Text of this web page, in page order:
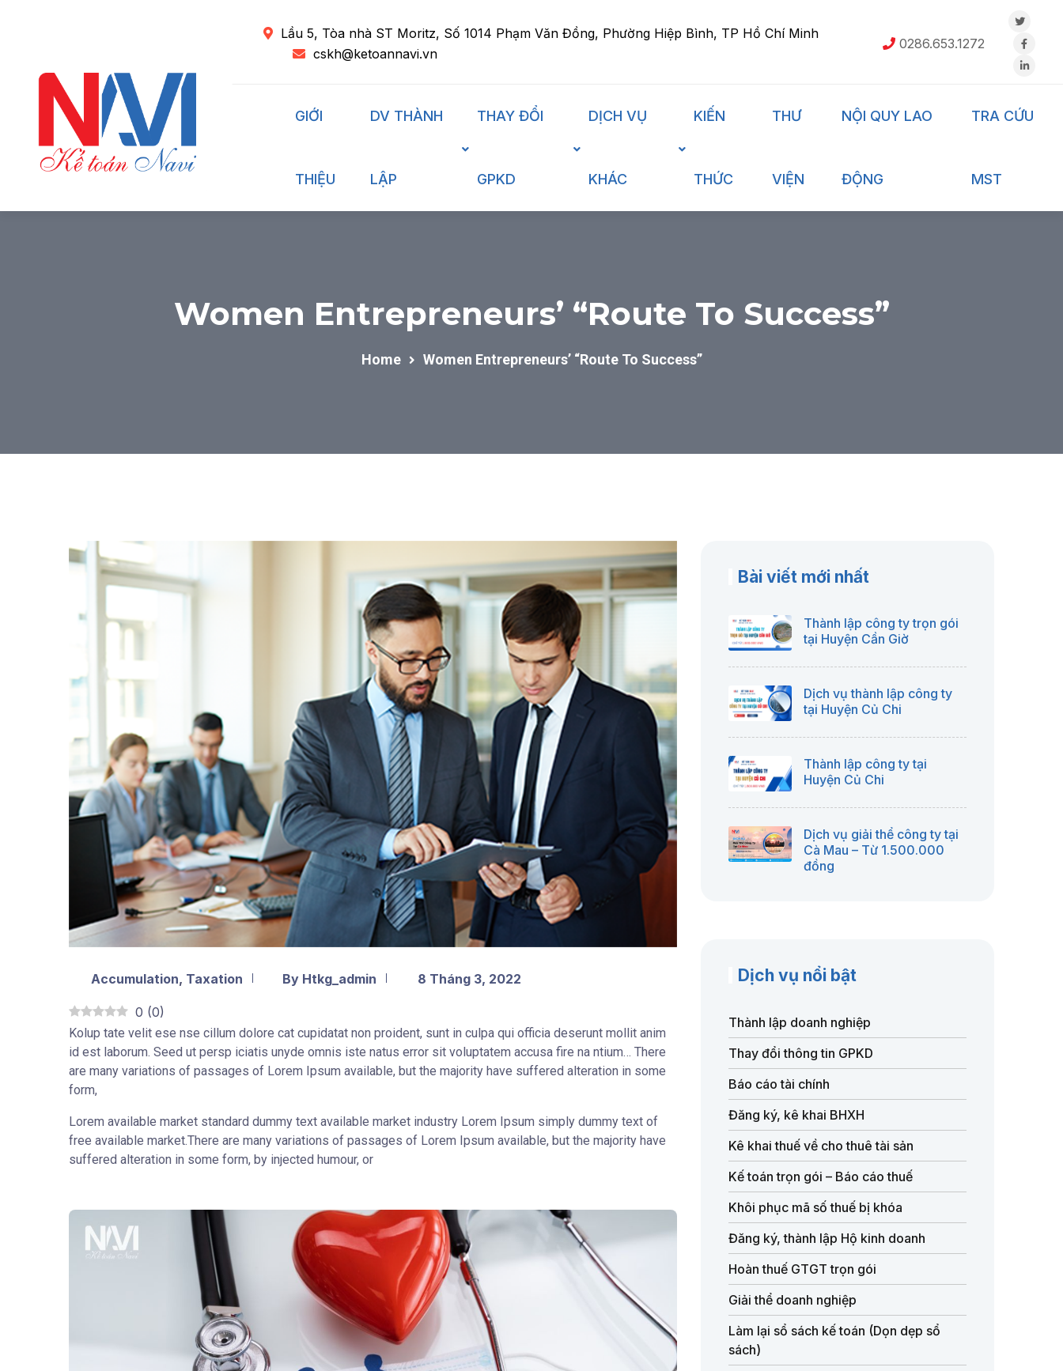
Lầu 5, Tòa nhà ST Moritz, Số 1014 Phạm Văn Đồng, Phường Hiệp Bình, TP Hồ Chí Minh
cskh@ketoannavi.vn
0286.653.1272
GIỚI
THIỆU
DV THÀNH
LẬP
THAY ĐỔI
GPKD
DỊCH VỤ
KHÁC
KIẾN
THỨC
THƯ
VIỆN
NỘI QUY LAO
ĐỘNG
TRA CỨU
MST
Women Entrepreneurs’ “Route To Success”
Home Women Entrepreneurs’ “Route To Success”
Accumulation, Taxation By Htkg_admin 8 Tháng 3, 2022
0 (0)
Kolup tate velit ese nse cillum dolore cat cupidatat non proident, sunt in culpa qui officia deserunt mollit anim
id est laborum. Seed ut persp iciatis unyde omnis iste natus error sit voluptatem accusa fire na ntium… There
are many variations of passages of Lorem Ipsum available, but the majority have suffered alteration in some
form,
Lorem available market standard dummy text available market industry Lorem Ipsum simply dummy text of
free available market.There are many variations of passages of Lorem Ipsum available, but the majority have
suffered alteration in some form, by injected humour, or
Bài viết mới nhất
Thành lập công ty trọn gói
tại Huyện Cần Giờ
Dịch vụ thành lập công ty
tại Huyện Củ Chi
Thành lập công ty tại
Huyện Củ Chi
Dịch vụ giải thể công ty tại
Cà Mau – Từ 1.500.000
đồng
Dịch vụ nổi bật
Thành lập doanh nghiệp
Thay đổi thông tin GPKD
Báo cáo tài chính
Đăng ký, kê khai BHXH
Kê khai thuế về cho thuê tài sản
Kế toán trọn gói – Báo cáo thuế
Khôi phục mã số thuế bị khóa
Đăng ký, thành lập Hộ kinh doanh
Hoàn thuế GTGT trọn gói
Giải thể doanh nghiệp
Làm lại sổ sách kế toán (Dọn dẹp sổ
sách)